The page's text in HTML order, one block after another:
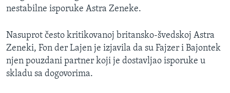
nestabilne isporuke Astra Zeneke.
Nasuprot često kritikovanoj britansko-švedskoj Astra
Zeneki, Fon der Lajen je izjavila da su Fajzer i Bajontek
njen pouzdani partner koji je dostavljao isporuke u
skladu sa dogovorima.